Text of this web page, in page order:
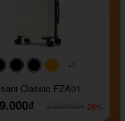
#000000#000000
#000000
#ffa500
+1
Classic FZA01
-26%